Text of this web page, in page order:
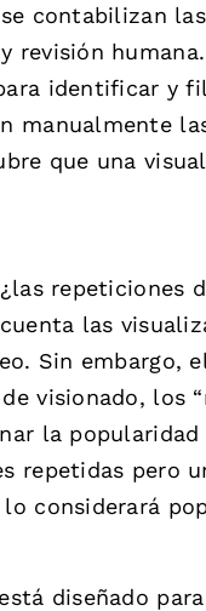
contabilizan
revisión
identificar y
manualmente
que una
repeticiones
cuenta las
Sin embargo,
visionado, los
la
repetidas pero
considerará
diseñado